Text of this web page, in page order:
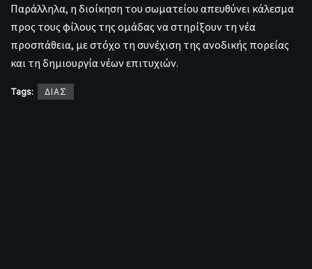
Παράλληλα, η διοίκηση του σωματείου απευθύνει κάλεσμα
προς τους φίλους της ομάδας να στηρίξουν τη νέα
προσπάθεια, με στόχο τη συνέχιση της ανοδικής πορείας
και τη δημιουργία νέων επιτυχιών.
Tags: ΔΙΑΣ